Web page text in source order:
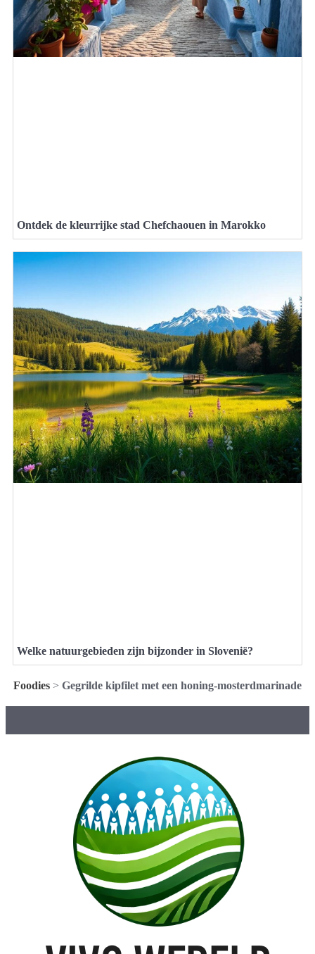
Ontdek de kleurrijke stad Chefchaouen in Marokko
Welke natuurgebieden zijn bijzonder in Slovenië?
Foodies > Gegrilde kipfilet met een honing-mosterdmarinade